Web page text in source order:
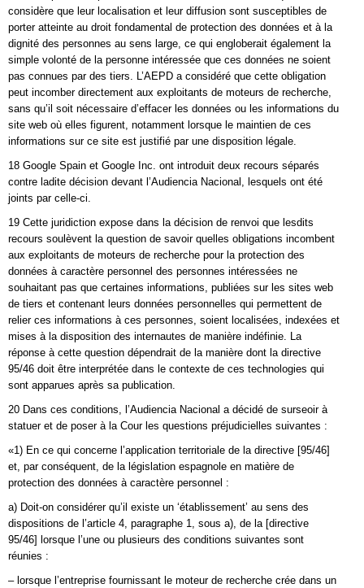
considère que leur localisation et leur diffusion sont susceptibles de
porter atteinte au droit fondamental de protection des données et à la
dignité des personnes au sens large, ce qui engloberait également la
simple volonté de la personne intéressée que ces données ne soient
pas connues par des tiers. L’AEPD a considéré que cette obligation
peut incomber directement aux exploitants de moteurs de recherche,
sans qu’il soit nécessaire d’effacer les données ou les informations du
site web où elles figurent, notamment lorsque le maintien de ces
informations sur ce site est justifié par une disposition légale.
18 Google Spain et Google Inc. ont introduit deux recours séparés
contre ladite décision devant l’Audiencia Nacional, lesquels ont été
joints par celle-ci.
19 Cette juridiction expose dans la décision de renvoi que lesdits
recours soulèvent la question de savoir quelles obligations incombent
aux exploitants de moteurs de recherche pour la protection des
données à caractère personnel des personnes intéressées ne
souhaitant pas que certaines informations, publiées sur les sites web
de tiers et contenant leurs données personnelles qui permettent de
relier ces informations à ces personnes, soient localisées, indexées et
mises à la disposition des internautes de manière indéfinie. La
réponse à cette question dépendrait de la manière dont la directive
95/46 doit être interprétée dans le contexte de ces technologies qui
sont apparues après sa publication.
20 Dans ces conditions, l’Audiencia Nacional a décidé de surseoir à
statuer et de poser à la Cour les questions préjudicielles suivantes :
«1) En ce qui concerne l’application territoriale de la directive [95/46]
et, par conséquent, de la législation espagnole en matière de
protection des données à caractère personnel :
a) Doit-on considérer qu’il existe un ‘établissement’ au sens des
dispositions de l’article 4, paragraphe 1, sous a), de la [directive
95/46] lorsque l’une ou plusieurs des conditions suivantes sont
réunies :
– lorsque l’entreprise fournissant le moteur de recherche crée dans un